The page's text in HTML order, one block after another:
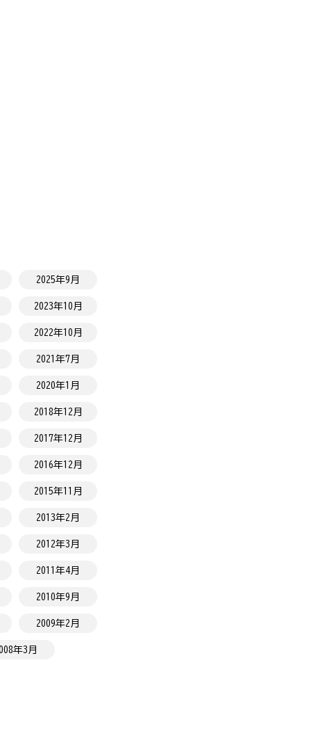
2025年9月
2023年10月
2022年10月
2021年7月
2020年1月
2018年12月
2017年12月
2016年12月
2015年11月
2013年2月
2012年3月
2011年4月
2010年9月
2009年2月
年3月